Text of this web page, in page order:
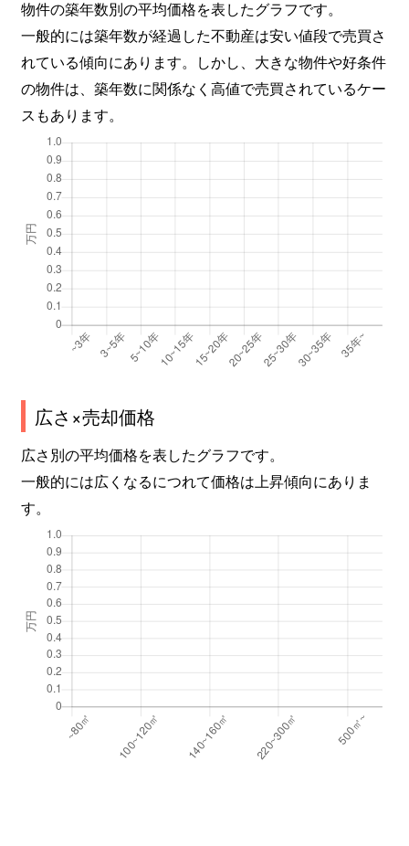
物件の築年数別の平均価格を表したグラフです。
一般的には築年数が経過した不動産は安い値段で売買さ
れている傾向にあります。しかし、大きな物件や好条件
の物件は、築年数に関係なく高値で売買されているケー
スもあります。
広さ×売却価格
広さ別の平均価格を表したグラフです。
一般的には広くなるにつれて価格は上昇傾向にありま
す。